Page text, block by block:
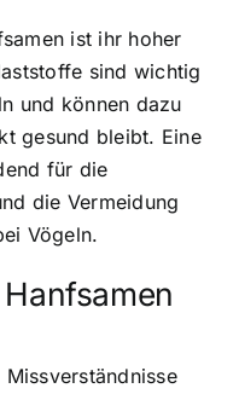
ist ihr hoher
sind wichtig
und können dazu
gesund bleibt. Eine
für die
die Vermeidung
Vögeln.